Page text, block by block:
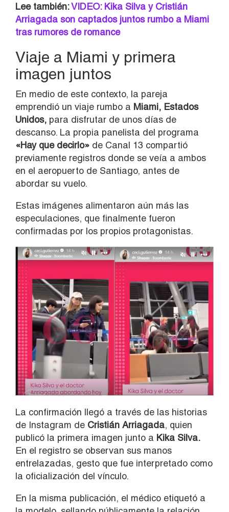
Lee también:VIDEO: Kika Silva y Cristián
Arriagada son captados juntos rumbo a Miami
tras rumores de romance
Viaje a Miami y primera
imagen juntos
En medio de este contexto, la pareja
emprendió un viaje rumbo a Miami, Estados
Unidos, para disfrutar de unos días de
descanso. La propia panelista del programa
«Hay que decirlo» de Canal 13 compartió
previamente registros donde se veía a ambos
en el aeropuerto de Santiago, antes de
abordar su vuelo.
Estas imágenes alimentaron aún más las
especulaciones, que finalmente fueron
confirmadas por los propios protagonistas.
La confirmación llegó a través de las historias
de Instagram de Cristián Arriagada, quien
publicó la primera imagen junto a Kika Silva.
En el registro se observan sus manos
entrelazadas, gesto que fue interpretado como
la oficialización del vínculo.
En la misma publicación, el médico etiquetó a